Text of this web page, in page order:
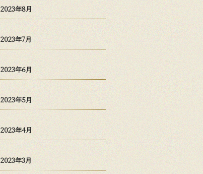
2023年8月
2023年7月
2023年6月
2023年5月
2023年4月
2023年3月